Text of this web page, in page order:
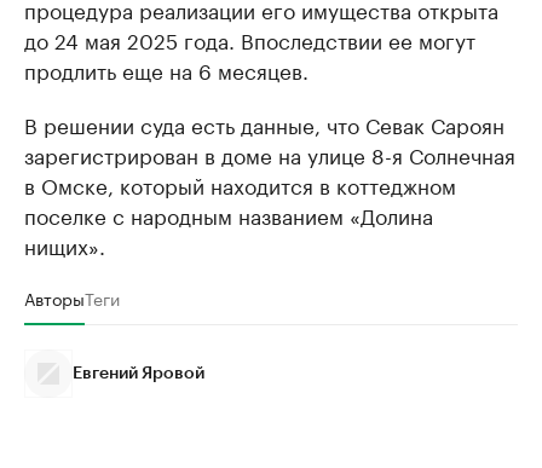
процедура реализации его имущества открыта
до 24 мая 2025 года. Впоследствии ее могут
продлить еще на 6 месяцев.
В решении суда есть данные, что Севак Сароян
зарегистрирован в доме на улице 8-я Солнечная
в Омске, который находится в коттеджном
поселке с народным названием «Долина
нищих».
АвторыТеги
Евгений Яровой